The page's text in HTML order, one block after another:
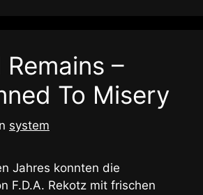
–
To Misery
system
Jahres konnten die
F.D.A. Rekotz mit frischen